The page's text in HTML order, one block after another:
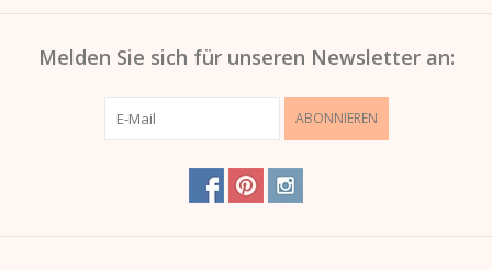
Melden Sie sich für unseren Newsletter an:
ABONNIEREN